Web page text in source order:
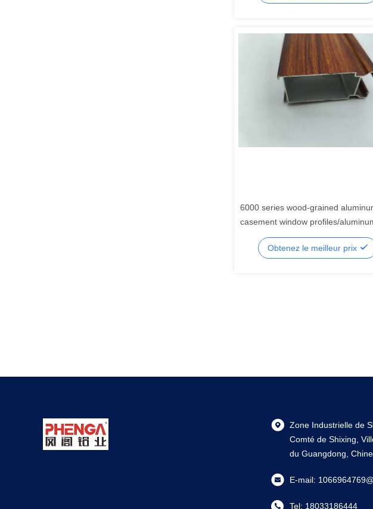
6000 series wood-grained
casement window profiles/
profiles for sliding doors
Obtenez le meilleur prix
Zone Industrielle de
Comté de Shixing,
du Guangdong, Chine
E-mail:
Tel: 18033186444